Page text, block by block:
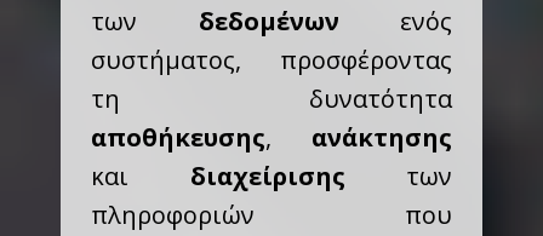
των δεδομένων ενός
συστήματος, προσφέροντας
τη δυνατότητα
αποθήκευσης, ανάκτησης
και διαχείρισης των
πληροφοριών που